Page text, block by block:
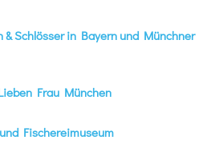
Schlösser in Bayern und Münchner
Frau München
Fischereimuseum